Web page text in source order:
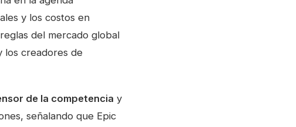
y los costos en
del mercado global
los creadores de
de la competencia y
señalando que Epic